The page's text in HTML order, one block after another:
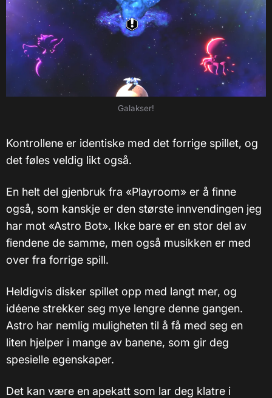
Galakser!
Kontrollene er identiske med det forrige spillet, og
det føles veldig likt også.
En helt del gjenbruk fra «Playroom» er å finne
også, som kanskje er den største innvendingen jeg
har mot «Astro Bot». Ikke bare er en stor del av
fiendene de samme, men også musikken er med
over fra forrige spill.
Heldigvis disker spillet opp med langt mer, og
idéene strekker seg mye lengre denne gangen.
Astro har nemlig muligheten til å få med seg en
liten hjelper i mange av banene, som gir deg
spesielle egenskaper.
Det kan være en apekatt som lar deg klatre i